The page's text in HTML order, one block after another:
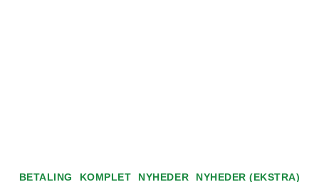
Kategorier
BETALING KOMPLET NYHEDER
NYHEDER (EKSTRA)